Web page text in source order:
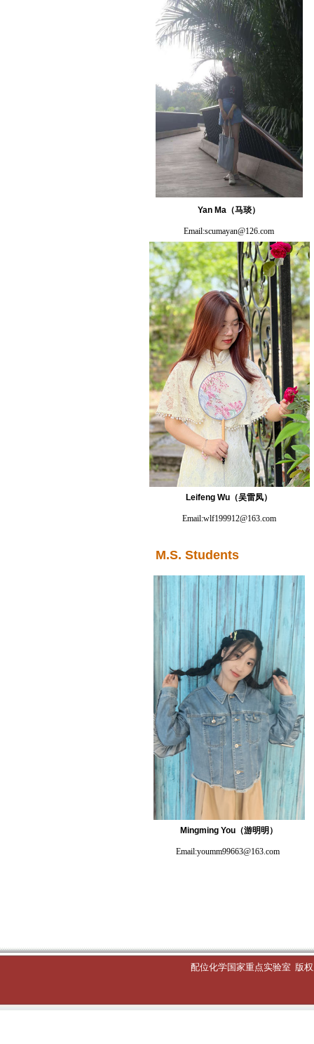
Yan Ma （马琰）
Email:scumayan@126.com
Leifeng Wu （吴雷凤）
Email:wlf199912@163.com
M.S. Students
Mingming You（游明明）
Email:youmm99663@163.com
配位化学国家重点实验室 版